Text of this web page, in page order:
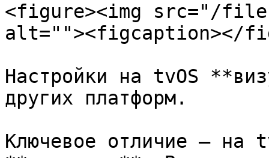
<figure><img src="/files/
alt=""><figcaption></
Настройки на tvOS
других платформ.
Ключевое отличие — на